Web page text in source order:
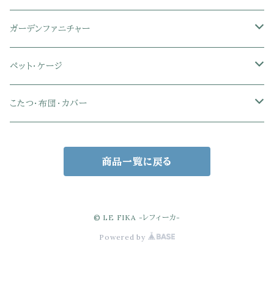
シングル
シングル
セミダブル
ダブル
ダブル
クイーン
キング
サイドワゴン・チェスト
木製デスク
ガラスデスク
幅101～120cmデスク
幅121～160cmデスク
メッシュオフィスチェア
革・レザー・合皮チェア
スチール脚チェア
木脚チェア
トイレ用品
トイレットペーパーホルダー
バス用品・バスマット
コーヒーサーバー
エコバッグ
玄関小物・傘
おもちゃ・キッズ収納
学習机・学習椅子
チェア・ベビーチェア・ソファ
その他のキッズ家具
シーリングファンライト
ペンダントライト
スポットライト
ドレープカーテン
レースカーテン
カーテンセット
ガーデンファニチャー
ガーデンフェンス・アーチ
ガーデンテーブル・チェア・ベンチ
サンシェード・日よけ
ペット・ケージ
ケージ
こたつ・布団・カバー
商品一覧に戻る
© LE FIKA -レフィーカ-
Powered by